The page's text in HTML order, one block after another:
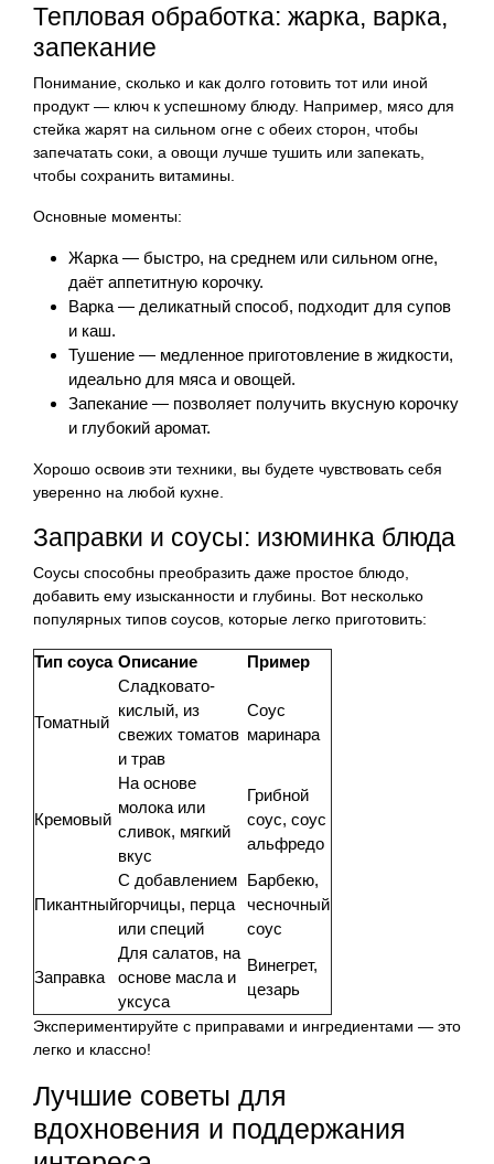
Тепловая обработка: жарка, варка,
запекание
Понимание, сколько и как долго готовить тот или иной
продукт — ключ к успешному блюду. Например, мясо для
стейка жарят на сильном огне с обеих сторон, чтобы
запечатать соки, а овощи лучше тушить или запекать,
чтобы сохранить витамины.
Основные моменты:
Жарка — быстро, на среднем или сильном огне,
даёт аппетитную корочку.
Варка — деликатный способ, подходит для супов
и каш.
Тушение — медленное приготовление в жидкости,
идеально для мяса и овощей.
Запекание — позволяет получить вкусную корочку
и глубокий аромат.
Хорошо освоив эти техники, вы будете чувствовать себя
уверенно на любой кухне.
Заправки и соусы: изюминка блюда
Соусы способны преобразить даже простое блюдо,
добавить ему изысканности и глубины. Вот несколько
популярных типов соусов, которые легко приготовить:
Тип соуса Описание Пример
Томатный
Сладковато-
кислый, из
свежих томатов
и трав
Соус
маринара
Кремовый
На основе
молока или
сливок, мягкий
вкус
Грибной
соус, соус
альфредо
Пикантный
С добавлением
горчицы, перца
или специй
Барбекю,
чесночный
соус
Заправка
Для салатов, на
основе масла и
уксуса
Винегрет,
цезарь
Экспериментируйте с приправами и ингредиентами — это
легко и классно!
Лучшие советы для
вдохновения и поддержания